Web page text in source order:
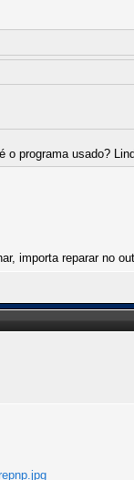
o programa usado?
importa reparar no